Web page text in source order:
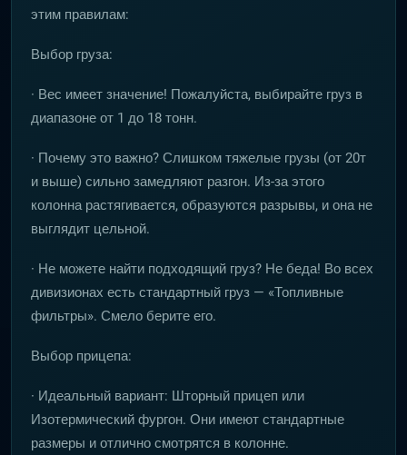
этим правилам:
Выбор груза:
· Вес имеет значение! Пожалуйста, выбирайте груз в
диапазоне от 1 до 18 тонн.
· Почему это важно? Слишком тяжелые грузы (от 20т
и выше) сильно замедляют разгон. Из-за этого
колонна растягивается, образуются разрывы, и она не
выглядит цельной.
· Не можете найти подходящий груз? Не беда! Во всех
дивизионах есть стандартный груз — «Топливные
фильтры». Смело берите его.
Выбор прицепа:
· Идеальный вариант: Шторный прицеп или
Изотермический фургон. Они имеют стандартные
размеры и отлично смотрятся в колонне.